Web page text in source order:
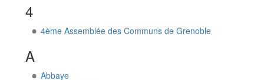
4
4ème Assemblée des Communs de Grenoble
A
Abbaye